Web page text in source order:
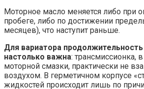
Моторное масло меняется либо при
пробеге, либо по достижении
месяцев), что наступит раньше.
Для вариатора
настолько важна: трансмиссионка,
моторной смазки, практически не
воздухом. В герметичном корпусе
жидкостей происходит лишь по